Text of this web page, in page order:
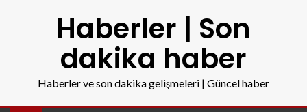
Haberler | Son
dakika haber
Haberler ve son dakika gelişmeleri | Güncel haber